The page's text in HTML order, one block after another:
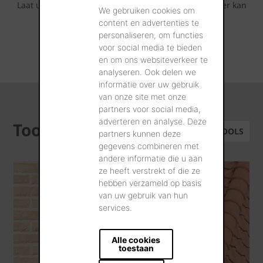
We gebruiken cookies om
content en advertenties te
personaliseren, om functies
voor social media te bieden
en om ons websiteverkeer te
analyseren. Ook delen we
informatie over uw gebruik
van onze site met onze
partners voor social media,
adverteren en analyse. Deze
partners kunnen deze
gegevens combineren met
andere informatie die u aan
ze heeft verstrekt of die ze
hebben verzameld op basis
van uw gebruik van hun
services.
Alle cookies
toestaan
Laat u inspireren door de fotoreeksen die u hieronder kan
terugvinden.
ALLE REALISATIES
Tools ALLE TOOLS